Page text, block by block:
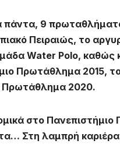
πάντα, 9
Πειραιώς, το
Water Polo, καθώς
Πρωτάθλημα 2015,
Πρωτάθλημα 2020.
στο
Στη λαμπρή